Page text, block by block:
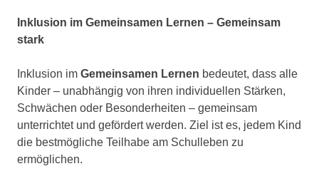
Inklusion im Gemeinsamen Lernen – Gemeinsam
stark
Inklusion im Gemeinsamen Lernen bedeutet, dass alle
Kinder – unabhängig von ihren individuellen Stärken,
Schwächen oder Besonderheiten – gemeinsam
unterrichtet und gefördert werden. Ziel ist es, jedem Kind
die bestmögliche Teilhabe am Schulleben zu
ermöglichen.